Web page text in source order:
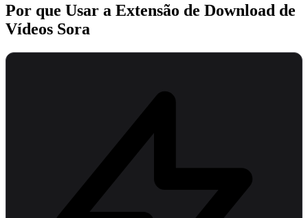
Por que Usar a Extensão de Download de
Vídeos Sora